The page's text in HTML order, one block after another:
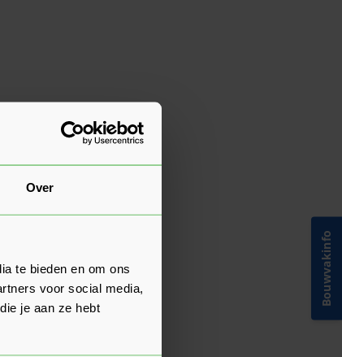
Over
te bieden en om ons
voor social media,
je aan ze hebt
Bouwvakinfo